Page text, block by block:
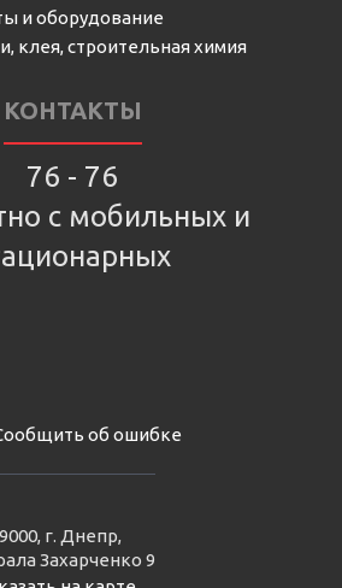
и оборудование
клея, строительная химия
КОНТАКТЫ
76 - 76
с мобильных и
об ошибке
г. Днепр,
Захарченко 9